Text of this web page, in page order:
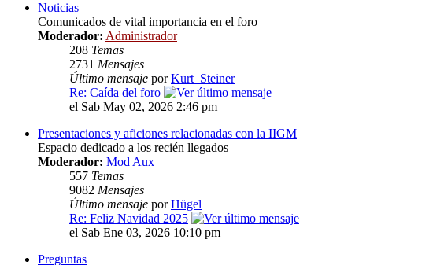
Noticias
Comunicados de vital importancia en el foro
Moderador: Administrador
208 Temas
2731 Mensajes
Último mensaje porKurt_Steiner
Re: Caída del foro
el Sab May 02, 2026 2:46 pm
Presentaciones y aficiones relacionadas con la IIGM
Espacio dedicado a los recién llegados
Moderador: Mod Aux
557 Temas
9082 Mensajes
Último mensaje porHügel
Re: Feliz Navidad 2025
el Sab Ene 03, 2026 10:10 pm
Preguntas